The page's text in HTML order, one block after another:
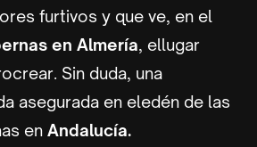
furtivos y que ve, en el
en Almería, ellugar
Sin duda, una
asegurada en eledén de las
en Andalucía.